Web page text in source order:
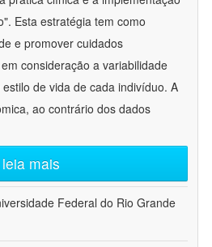
Esta estratégia tem como
e promover cuidados
consideração a variabilidade
de vida de cada indivíduo. A
ao contrário dos dados
leia mais
Federal do Rio Grande